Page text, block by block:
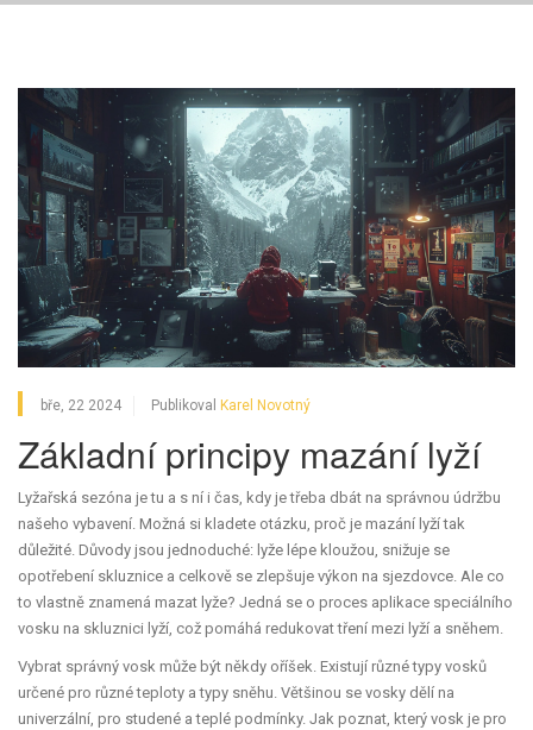
bře, 22 2024 Publikoval Karel Novotný
Základní principy mazání lyží
Lyžařská sezóna je tu a s ní i čas, kdy je třeba dbát na správnou údržbu
našeho vybavení. Možná si kladete otázku, proč je mazání lyží tak
důležité. Důvody jsou jednoduché: lyže lépe kloužou, snižuje se
opotřebení skluznice a celkově se zlepšuje výkon na sjezdovce. Ale co
to vlastně znamená mazat lyže? Jedná se o proces aplikace speciálního
vosku na skluznici lyží, což pomáhá redukovat tření mezi lyží a sněhem.
Vybrat správný vosk může být někdy oříšek. Existují různé typy vosků
určené pro různé teploty a typy sněhu. Většinou se vosky dělí na
univerzální, pro studené a teplé podmínky. Jak poznat, který vosk je pro